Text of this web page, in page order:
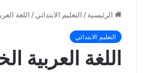
الرئيسية / التعليم الابتدائي / اللغة
التعليم الابتدائي
اللغة العربية